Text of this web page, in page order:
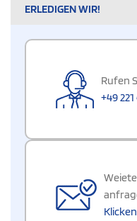
ERLEDIGEN WIR!
Rufen
+49